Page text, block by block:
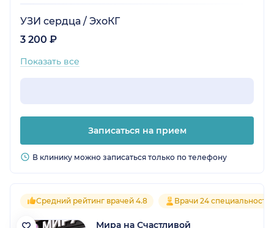
УЗИ сердца / ЭхоКГ
3 200 ₽
Показать все
Записаться на прием
В клинику можно записаться только по телефону
Средний рейтинг врачей 4.8 Врачи 24
Мира на Счастливой